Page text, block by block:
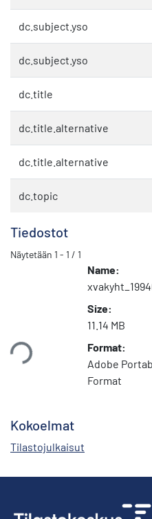
dc.subject.yso
dc.subject.yso
dc.title
dc.title.alternative
dc.title.alternative
dc.topic
Tiedostot
Näytetään 1 - 1 / 1
Name:
Size:
11.14 MB
Format:
Adobe
Format
Kokoelmat
Tilastojulkaisut